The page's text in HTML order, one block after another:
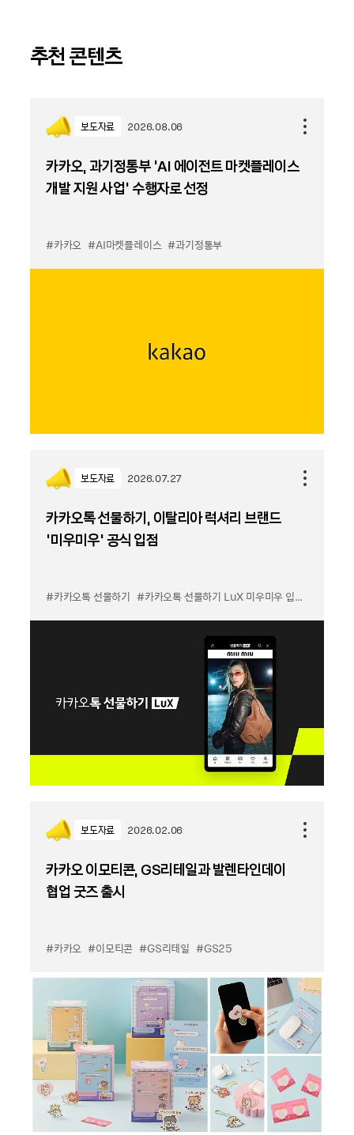
추천 콘텐츠
보도자료 2026.08.06
카카오, 과기정통부 ‘AI 에이전트 마켓플레이스
개발 지원 사업’ 수행자로 선정
#카카오 #AI마켓플레이스 #과기정통부
보도자료 2026.07.27
카카오톡 선물하기, 이탈리아 럭셔리 브랜드
'미우미우' 공식 입점
#카카오톡 선물하기 #카카오톡 선물하기 LuX 미우미우 입점
보도자료 2026.02.06
카카오 이모티콘, GS리테일과 발렌타인데이
협업 굿즈 출시
#카카오 #이모티콘 #GS리테일 #GS25